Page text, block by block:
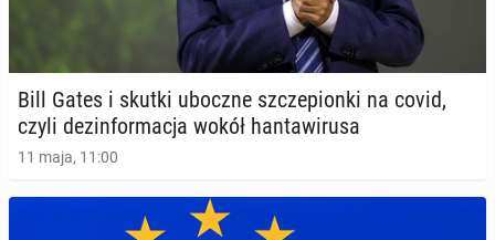
Bill Gates i skutki uboczne szcze­pion­ki na covid,
czyli dez­in­for­ma­cja wokół han­ta­wi­ru­sa
11 maja, 11:00